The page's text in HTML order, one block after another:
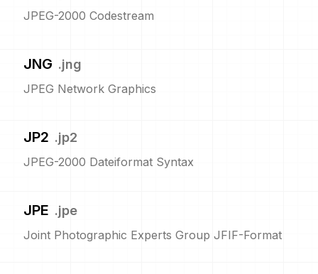
JPEG-2000 Codestream
JNG .jng
JPEG Network Graphics
JP2 .jp2
JPEG-2000 Dateiformat Syntax
JPE .jpe
Joint Photographic Experts Group JFIF-Format